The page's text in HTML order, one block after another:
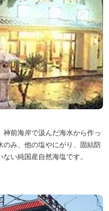
前海岸で汲んだ海水から作っ
み、他の塩やにがり、固結防
い純国産自然海塩です。